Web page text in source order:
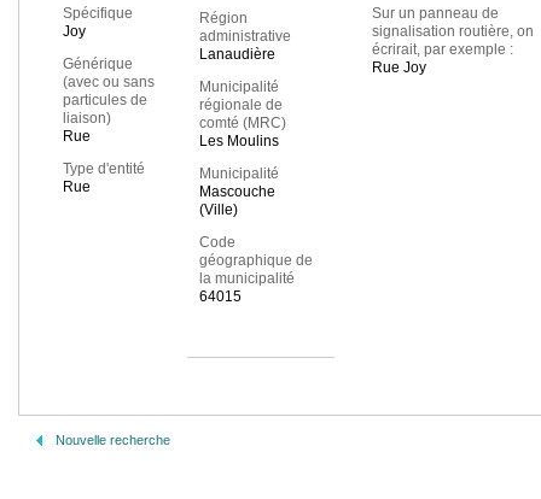
Spécifique
Joy
Générique
(avec ou sans
particules de
liaison)
Rue
Type d'entité
Rue
Région
administrative
Lanaudière
Municipalité
régionale de
comté (MRC)
Les Moulins
Municipalité
Mascouche
(Ville)
Code
géographique de
la municipalité
64015
Sur un panneau de
signalisation routière, on
écrirait, par exemple :
Rue Joy
Nouvelle recherche